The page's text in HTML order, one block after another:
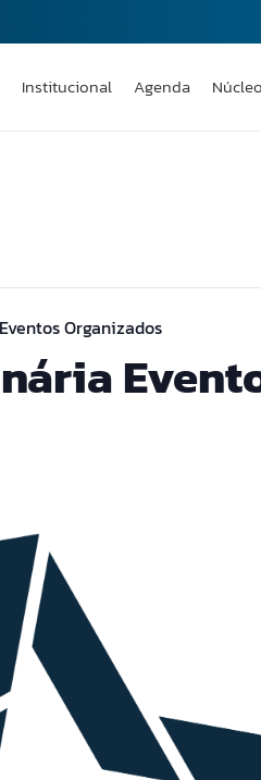
Institucional Agenda
Organizados